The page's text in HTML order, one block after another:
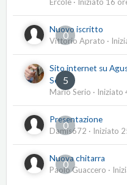
Ercole · Iniziato 16
0
Nuovo iscritto
Vittorio Aprato ·
5
Sito internet su
Serio
Mario Serio · Iniziato
0
Presentazione
Damis672 · Iniziato
0
Nuova chitarra
Paolo Guaccero ·